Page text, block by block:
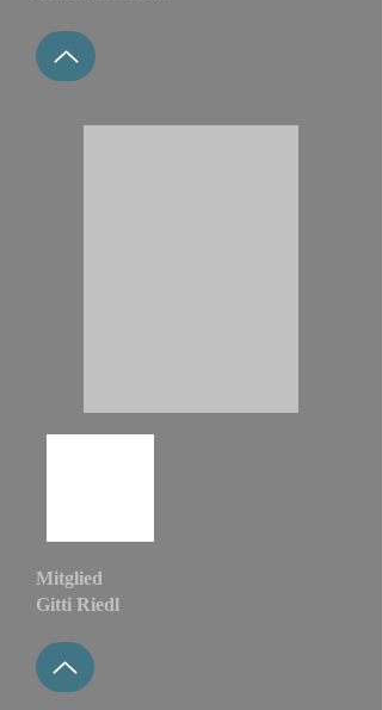
Mitglied
Gitti Riedl